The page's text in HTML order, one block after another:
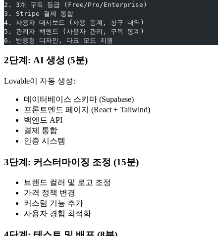
2. 3개 구독 등급 (Free/Pro/Enterprise)
3. Stripe 결제 통합
4. 사용자 대시보드 (사용 통계, 청구 내역)
5. 관리자 백엔드 (사용자 관리, 구독 통계)
6. 반응형 디자인, 다크 모드 지원
2단계: AI 생성 (5분)
Lovable이 자동 생성:
데이터베이스 스키마 (Supabase)
프론트엔드 페이지 (React + Tailwind)
백엔드 API
결제 통합
인증 시스템
3단계: 커스터마이징 조정 (15분)
브랜드 컬러 및 로고 조정
가격 정책 변경
커스텀 기능 추가
사용자 경험 최적화